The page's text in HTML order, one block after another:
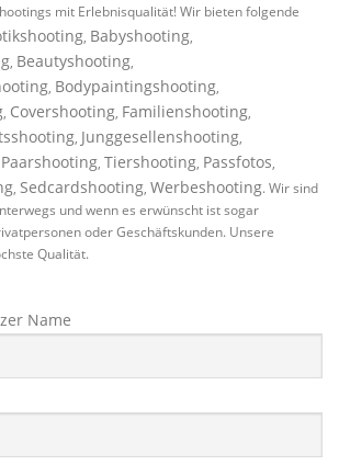
mit Erlebnisqualität! Wir bieten folgende
, Babyshooting,
, Beautyshooting,
, Bodypaintingshooting,
, Covershooting, Familienshooting,
, Junggesellenshooting,
Paarshooting, Tiershooting, Passfotos,
, Sedcardshooting, Werbeshooting. Wir sind
und wenn es erwünscht ist sogar
oder Geschäftskunden. Unsere
Qualität.
Name